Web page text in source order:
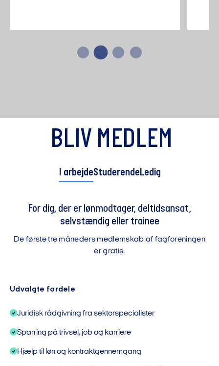
BLIV MEDLEM
I arbejdeStuderendeLedig
For dig, der er lønmodtager, deltidsansat,
selvstændig eller trainee
De første tre måneders medlemskab af fagforeningen
er gratis.
Udvalgte fordele
Juridisk rådgivning fra sektorspecialister
Sparring på trivsel, job og karriere
Hjælp til løn og kontraktgennemgang